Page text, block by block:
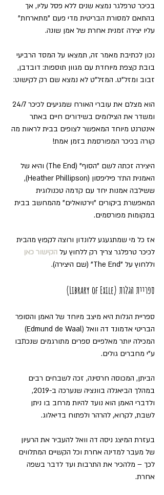
בכיכר טרפלגר נמצא שנים ללא פסל עליו, אך
בהתאם למסורת הבריטית מדי פעם "מתארחת"
עליו יצירה זמנית אחרת של אמן שונה.
נכון לכתיבת מאמר זה, תמצאו על המסד הרביעי
בובת קצפת מיוחדת עם מגוון תוספות: דובדבן,
זבוב ומזל"ט. המזל"ט לא נמצא שם רק לקישוט:
ומשדר את הצילומים בשידורים חיים באתר
אינטרנט מיוחד המאפשר לצופים בבית לראות מה
קורה בכיכר המפורסמת בזמן אמת!
היצירה זכתה לשם "הסוף" (The End) והיא של
האמנית הת׳ר פיליפסון (Heather Phillipson),
ששילבה אמנות יחד עם קדמה טכנולוגית
המאפשרת ביקורים "וירטואלים" מהמחשב בבית
במקומות מפורסמים.
אז כל מי שמתגעגע ללונדון ורוצה לקפוץ מהבית
לכיכר טרפלגר צריך רק ללחוץ על הקישור כאן
וללחוץ על "The End" (שם היצירה).
ספריית הגלות (Library of Exile)
ספריית הגלות היא מיצב מיוחד של האמן והסופר
הבריטי אדמונד דה וואל (Edmund de Waal)
המכילה יותר מאלפיים ספרים מתורגמים שנכתבו
ע"י מחברים גולים.
הביתן, המכוסה חרסינה, זכה לשבחים רבים
במהלך הביאנלה בוונציה שנערכה ב-2019,
ולדברי האמן הוא נועד להיות מרחב בו ניתן
לשבת, לקרוא, להרהר ולפתוח בדיאלוג.
בעזרת המיצג ניסה דה וואל להעביר את הרעיון
של מעבר למדינה אחרת וכל הקשיים המתלווים
לכך – מלהכיר את התרבות ועד לדבר בשפה
אחרת.